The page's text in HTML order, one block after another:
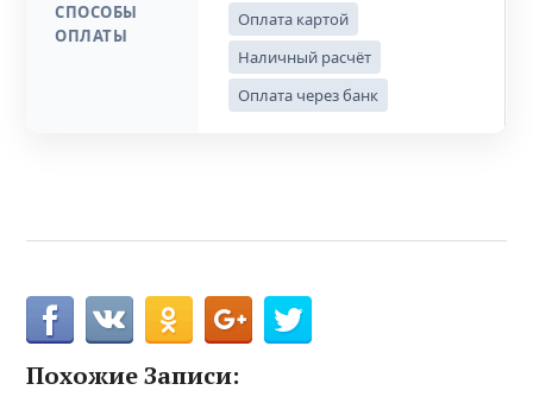
СПОСОБЫ
ОПЛАТЫ
Оплата картой
Наличный расчёт
Оплата через банк
Похожие Записи: